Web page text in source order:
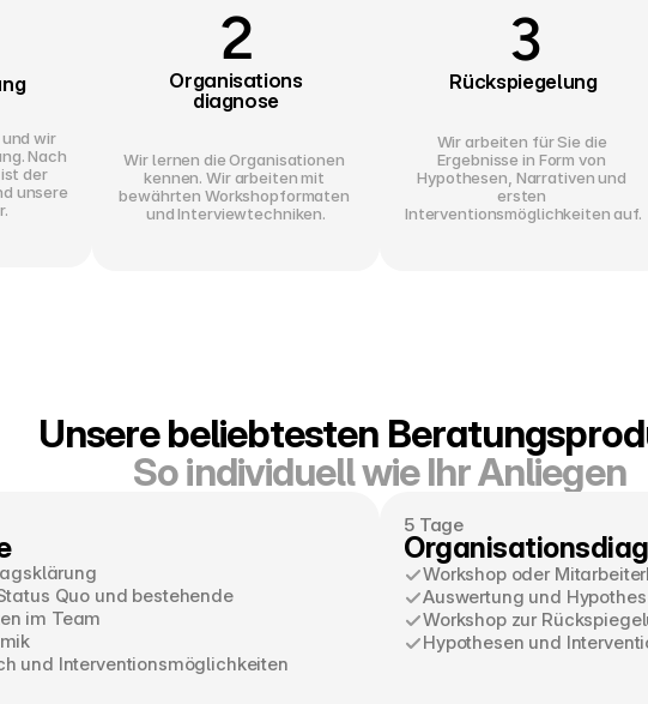
wir
Nach
der
unsere
2
Organisations
diagnose
Wir lernen die Organisationen
kennen. Wir arbeiten mit
bewährten Workshopformaten
und Interviewtechniken.
3
Rückspiegelung
Wir arbeiten für Sie die
Ergebnisse in Form von
Hypothesen, Narrativen und
ersten
Interventionsmöglichkeiten auf.
Unsere beliebtesten
So individuell wie Ihr Anliegen
Quo und bestehende
im Team
und Interventionsmöglichkeiten
5 Tage
Workshop oder
Auswertung und
Workshop zur
Hypothesen und